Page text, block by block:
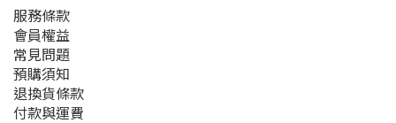
服務條款
會員權益
常見問題
預購須知
退換貨條款
付款與運費